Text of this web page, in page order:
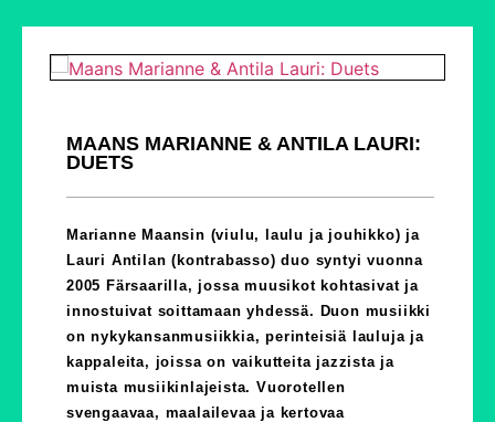
MAANS MARIANNE & ANTILA LAURI:
DUETS
Marianne Maansin (viulu, laulu ja jouhikko) ja
Lauri Antilan (kontrabasso) duo syntyi vuonna
2005 Färsaarilla, jossa muusikot kohtasivat ja
innostuivat soittamaan yhdessä. Duon musiikki
on nykykansanmusiikkia, perinteisiä lauluja ja
kappaleita, joissa on vaikutteita jazzista ja
muista musiikinlajeista. Vuorotellen
svengaavaa, maalailevaa ja kertovaa